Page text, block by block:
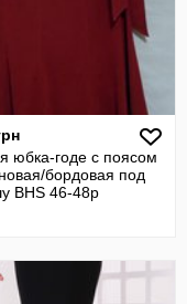
юбка-годе с поясом
бордовая под
BHS 46-48р